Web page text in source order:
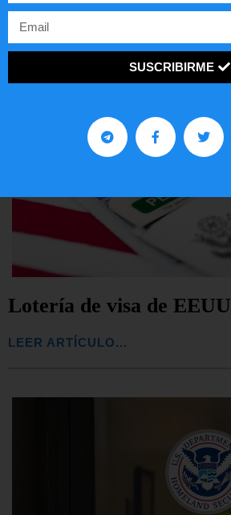
Lotería de visa de EEUU
LEER ARTÍCULO...
SUSCRIBIRME